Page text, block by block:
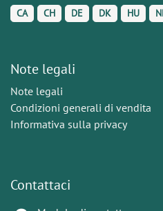
CA CH DE DK HU
Note legali
Note legali
Condizioni generali di vendita
Informativa sulla privacy
Contattaci